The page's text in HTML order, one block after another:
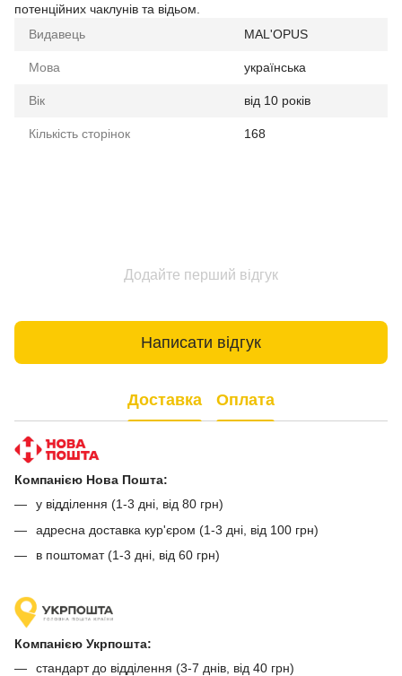
потенційних чаклунів та відьом.
Видавець
MAL'OPUS
Мова українська
Вік від 10 років
Кількість сторінок 168
Додайте перший відгук
Написати відгук
Доставка Оплата
Компанією Нова Пошта:
у відділення (1-3 дні, від 80 грн)
адресна доставка кур'єром (1-3 дні, від 100 грн)
в поштомат (1-3 дні, від 60 грн)
Компанією Укрпошта:
стандарт до відділення (3-7 днів, від 40 грн)